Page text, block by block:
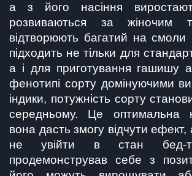
а з його насіння
розвиваються за жіночим
відтворюють багатий на смоли
підходить не тільки для
а і для приготування гашишу
фенотипі сорту домінуючими
індики, потужність сорту
середньому. Це оптимальна
вона дасть змогу відчути
не увійти в стан бед-
продемонстрував себе з